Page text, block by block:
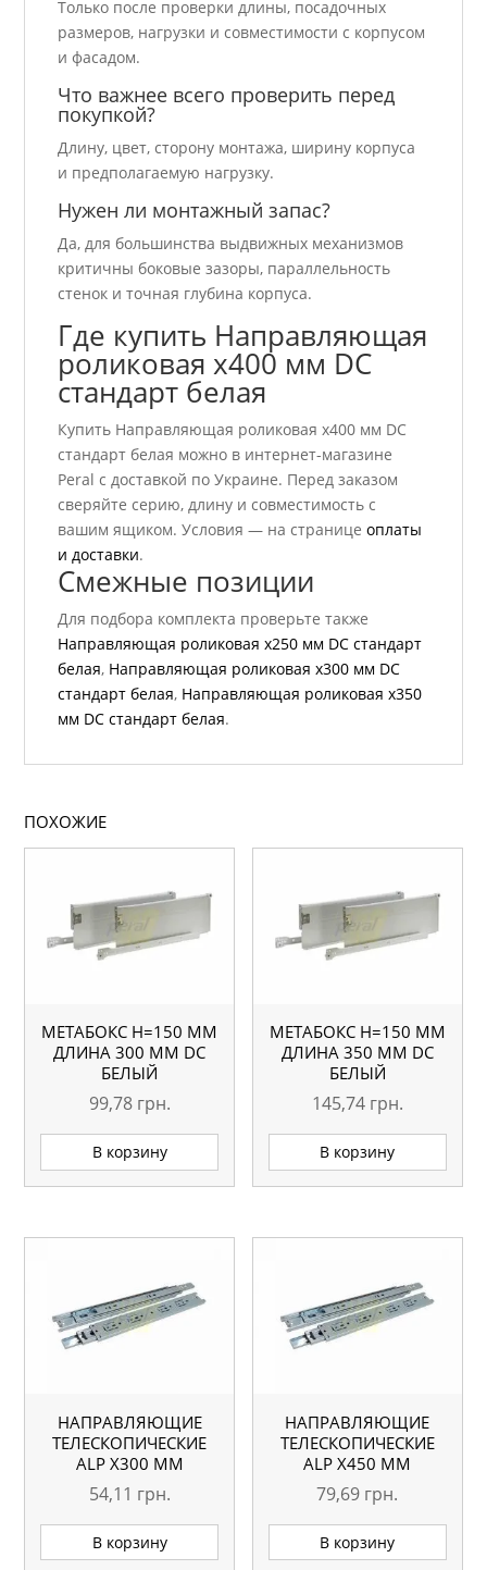
Только после проверки длины, посадочных
размеров, нагрузки и совместимости с корпусом
и фасадом.
Что важнее всего проверить перед
покупкой?
Длину, цвет, сторону монтажа, ширину корпуса
и предполагаемую нагрузку.
Нужен ли монтажный запас?
Да, для большинства выдвижных механизмов
критичны боковые зазоры, параллельность
стенок и точная глубина корпуса.
Где купить Направляющая
роликовая x400 мм DC
стандарт белая
Купить Направляющая роликовая x400 мм DC
стандарт белая можно в интернет-магазине
Peral с доставкой по Украине. Перед заказом
сверяйте серию, длину и совместимость с
вашим ящиком. Условия — на страницеоплаты
и доставки.
Смежные позиции
Для подбора комплекта проверьте также
Направляющая роликовая x250 мм DC стандарт
белая, Направляющая роликовая x300 мм DC
стандарт белая, Направляющая роликовая x350
мм DC стандарт белая.
ПОХОЖИЕ
МЕТАБОКС H=150 ММ
ДЛИНА 300 ММ DC
БЕЛЫЙ
99,78 грн.
В корзину
МЕТАБОКС H=150 ММ
ДЛИНА 350 ММ DC
БЕЛЫЙ
145,74 грн.
В корзину
НАПРАВЛЯЮЩИЕ
ТЕЛЕСКОПИЧЕСКИЕ
АLP Х300 ММ
54,11 грн.
В корзину
НАПРАВЛЯЮЩИЕ
ТЕЛЕСКОПИЧЕСКИЕ
АLP Х450 ММ
79,69 грн.
В корзину